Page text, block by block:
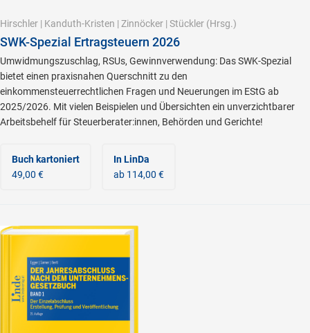
Hirschler | Kanduth-Kristen | Zinnöcker | Stückler (Hrsg.)
SWK-Spezial Ertragsteuern 2026
Umwidmungszuschlag, RSUs, Gewinnverwendung: Das SWK-Spezial
bietet einen praxisnahen Querschnitt zu den
einkommensteuerrechtlichen Fragen und Neuerungen im EStG ab
2025/2026. Mit vielen Beispielen und Übersichten ein unverzichtbarer
Arbeitsbehelf für Steuerberater:innen, Behörden und Gerichte!
Buch kartoniert
49,00 €
In LinDa
ab 114,00 €